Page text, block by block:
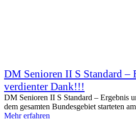
DM Senioren II S Standard –
verdienter Dank!!!
DM Senioren II S Standard – Ergebnis
dem gesamten Bundesgebiet starteten
Mehr erfahren